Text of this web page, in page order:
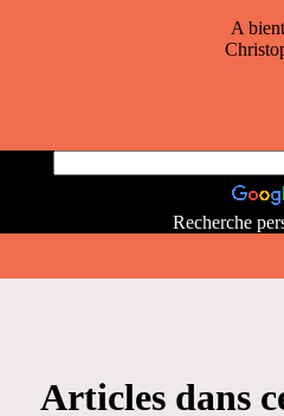
A
Recherche
Articles dans